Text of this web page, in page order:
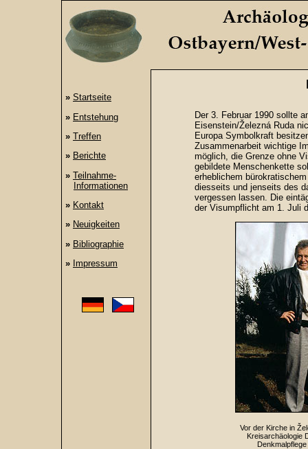
» Startseite
» Entstehung
» Treffen
» Berichte
» Teilnahme-
Informationen
» Kontakt
» Neuigkeiten
» Bibliographie
» Impressum
Der 3. Februar 1990 sollte
Eisenstein/Železná Ruda
Europa Symbolkraft
Zusammenarbeit wichtige
möglich, die Grenze ohne
gebildete Menschenkette
erheblichem
diesseits und jenseits des
vergessen lassen. Die
der Visumpflicht am 1. Juli
Vor der Kirche in
Kreisarchäologie